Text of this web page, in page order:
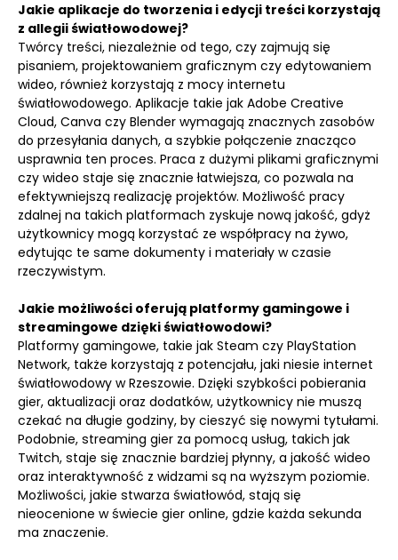
Jakie aplikacje do tworzenia i edycji treści korzystają
z allegii światłowodowej?
Twórcy treści, niezależnie od tego, czy zajmują się
pisaniem, projektowaniem graficznym czy edytowaniem
wideo, również korzystają z mocy internetu
światłowodowego. Aplikacje takie jak Adobe Creative
Cloud, Canva czy Blender wymagają znacznych zasobów
do przesyłania danych, a szybkie połączenie znacząco
usprawnia ten proces. Praca z dużymi plikami graficznymi
czy wideo staje się znacznie łatwiejsza, co pozwala na
efektywniejszą realizację projektów. Możliwość pracy
zdalnej na takich platformach zyskuje nową jakość, gdyż
użytkownicy mogą korzystać ze współpracy na żywo,
edytując te same dokumenty i materiały w czasie
rzeczywistym.
Jakie możliwości oferują platformy gamingowe i
streamingowe dzięki światłowodowi?
Platformy gamingowe, takie jak Steam czy PlayStation
Network, także korzystają z potencjału, jaki niesie internet
światłowodowy w Rzeszowie. Dzięki szybkości pobierania
gier, aktualizacji oraz dodatków, użytkownicy nie muszą
czekać na długie godziny, by cieszyć się nowymi tytułami.
Podobnie, streaming gier za pomocą usług, takich jak
Twitch, staje się znacznie bardziej płynny, a jakość wideo
oraz interaktywność z widzami są na wyższym poziomie.
Możliwości, jakie stwarza światłowód, stają się
nieocenione w świecie gier online, gdzie każda sekunda
ma znaczenie.